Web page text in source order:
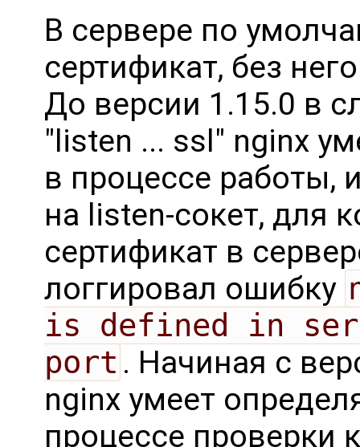
В сервере по
сертификат, без
До версии 1.15.0 в
"listen ... ssl" nginx
в процессе работы,
на listen-сокет, для
сертификат в
логгировал ошибку
is defined in
port . Начиная с
nginx умеет
процессе проверки